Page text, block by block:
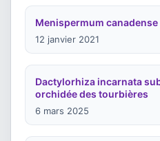
Menispermum canadense
12 janvier 2021
Dactylorhiza incarnata
orchidée des tourbières
6 mars 2025